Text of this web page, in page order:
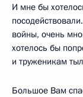
И мне бы
войны, очень
хотелось бы
и труженикам
Большое Вам